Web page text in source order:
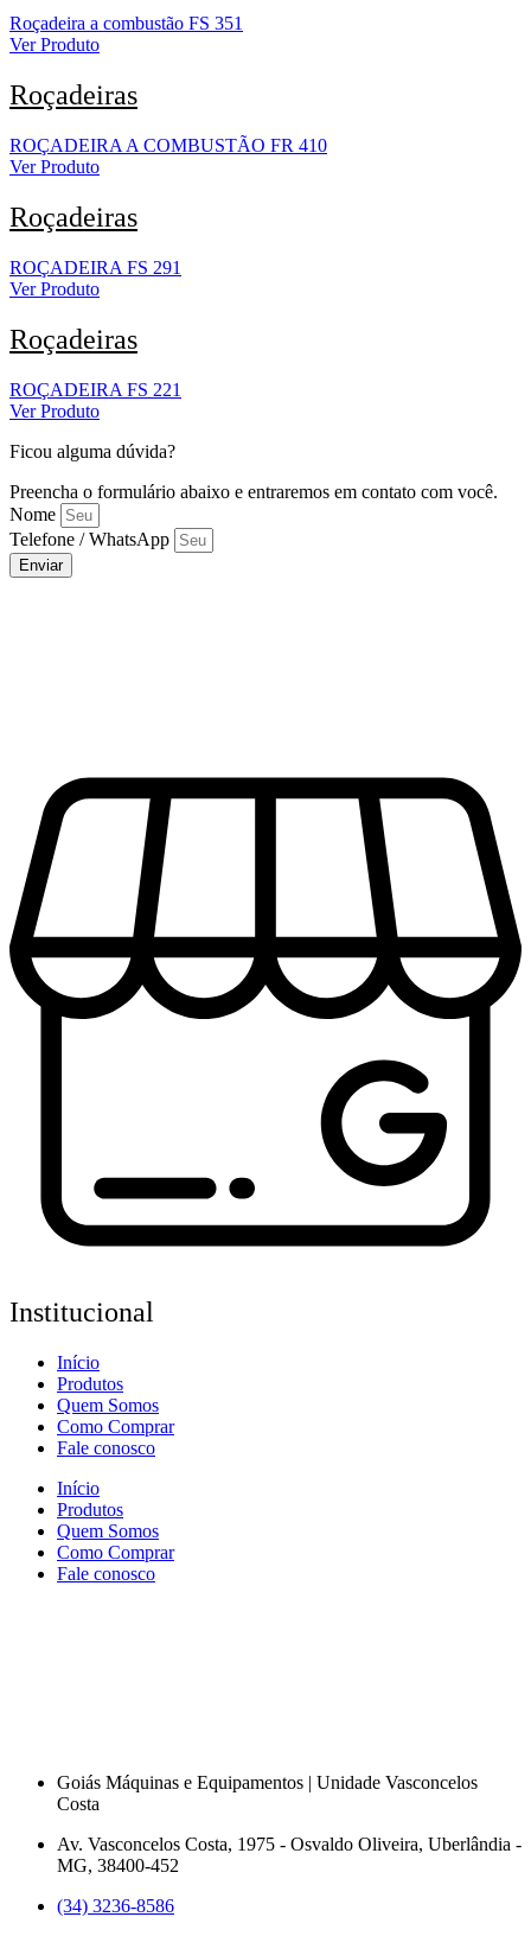
Roçadeira a combustão FS 351
Ver Produto
Roçadeiras
ROÇADEIRA A COMBUSTÃO FR 410
Ver Produto
Roçadeiras
ROÇADEIRA FS 291
Ver Produto
Roçadeiras
ROÇADEIRA FS 221
Ver Produto
Ficou alguma dúvida?
Preencha o formulário abaixo e entraremos em contato com você.
Nome
Telefone / WhatsApp
Enviar
Institucional
Início
Produtos
Quem Somos
Como Comprar
Fale conosco
Início
Produtos
Quem Somos
Como Comprar
Fale conosco
Goiás Máquinas e Equipamentos | Unidade Vasconcelos
Costa
Av. Vasconcelos Costa, 1975 - Osvaldo Oliveira, Uberlândia -
MG, 38400-452
(34) 3236-8586